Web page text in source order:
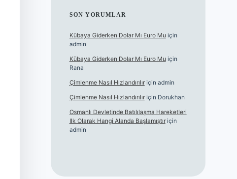
SON YORUMLAR
Kübaya Giderken Dolar Mı Euro Mu için
admin
Kübaya Giderken Dolar Mı Euro Mu için
Rana
Çimlenme Nasıl Hızlandırılıriçin admin
Çimlenme Nasıl Hızlandırılıriçin Dorukhan
Osmanlı Devletinde Batılılaşma Hareketleri
Ilk Olarak Hangi Alanda Başlamıştıriçin
admin